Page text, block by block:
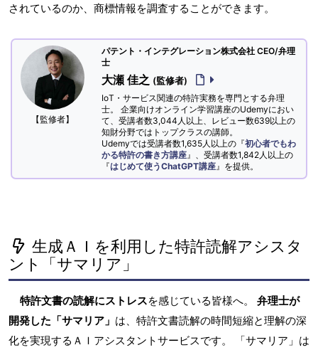
されているのか、商標情報を調査することができます。
【監修者】
パテント・インテグレーション株式会社 CEO/弁理
士
大瀬 佳之 (監修者)
IoT・サービス関連の特許実務を専門とする弁理
士。 企業向けオンライン学習講座のUdemyにおい
て、受講者数3,044人以上、レビュー数639以上の
知財分野ではトップクラスの講師。
Udemyでは受講者数1,635人以上の『初心者でもわ
かる特許の書き方講座 』、受講者数1,842人以上の
『はじめて使うChatGPT講座 』を提供。
生成ＡＩを利用した特許読解アシスタ
ント「サマリア」
特許文書の読解にストレスを感じている皆様へ。 弁理士が
開発した「サマリア」 は、特許文書読解の時間短縮と理解の深
化を実現するＡＩアシスタントサービスです。 「サマリア」は